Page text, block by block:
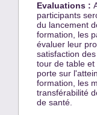
Evaluations :
participants
du lancement
formation, les
évaluer leur
satisfaction
tour de table et
porte sur
formation, les
transférabilité
de santé.